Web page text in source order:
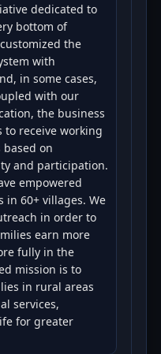
dedicated to
bottom of
the
with
in some cases,
with our
the business
to receive working
on
and participation.
empowered
in 60+ villages. We
in order to
earn more
fully in the
mission is to
in rural areas
services,
for greater